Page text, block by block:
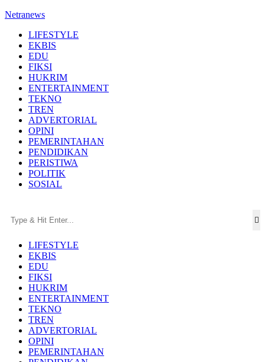
Netranews
LIFESTYLE
EKBIS
EDU
FIKSI
HUKRIM
ENTERTAINMENT
TEKNO
TREN
ADVERTORIAL
OPINI
PEMERINTAHAN
PENDIDIKAN
PERISTIWA
POLITIK
SOSIAL
LIFESTYLE
EKBIS
EDU
FIKSI
HUKRIM
ENTERTAINMENT
TEKNO
TREN
ADVERTORIAL
OPINI
PEMERINTAHAN